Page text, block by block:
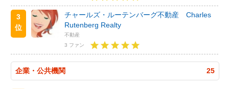
3
位
チャールズ・ルーテンバーグ不動産 Charles
Rutenberg Realty
不動産
3 ファン
企業・公共機関 25